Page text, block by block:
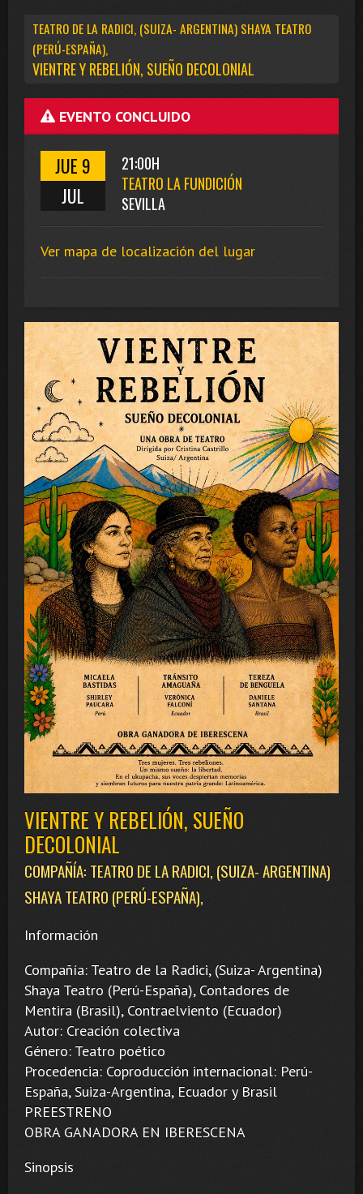
TEATRO DE LA RADICI, (SUIZA- ARGENTINA) SHAYA TEATRO
(PERÚ-ESPAÑA),
VIENTRE Y REBELIÓN, SUEÑO DECOLONIAL
EVENTO CONCLUIDO
JUE 9
JUL
21:00H
TEATRO LA FUNDICIÓN
SEVILLA
Ver mapa de localización del lugar
VIENTRE Y REBELIÓN, SUEÑO
DECOLONIAL
COMPAÑÍA: TEATRO DE LA RADICI, (SUIZA- ARGENTINA)
SHAYA TEATRO (PERÚ-ESPAÑA),
Información
Compañía: Teatro de la Radici, (Suiza- Argentina)
Shaya Teatro (Perú-España), Contadores de
Mentira (Brasil), Contraelviento (Ecuador)
Autor: Creación colectiva
Género: Teatro poético
Procedencia: Coproducción internacional: Perú-
España, Suiza-Argentina, Ecuador y Brasil
PREESTRENO
OBRA GANADORA EN IBERESCENA
Sinopsis